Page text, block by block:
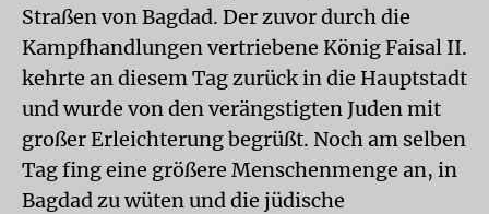
Straßen von Bagdad. Der zuvor durch die
Kampfhandlungen vertriebene König Faisal II.
kehrte an diesem Tag zurück in die Hauptstadt
und wurde von den verängstigten Juden mit
großer Erleichterung begrüßt. Noch am selben
Tag fing eine größere Menschenmenge an, in
Bagdad zu wüten und die jüdische